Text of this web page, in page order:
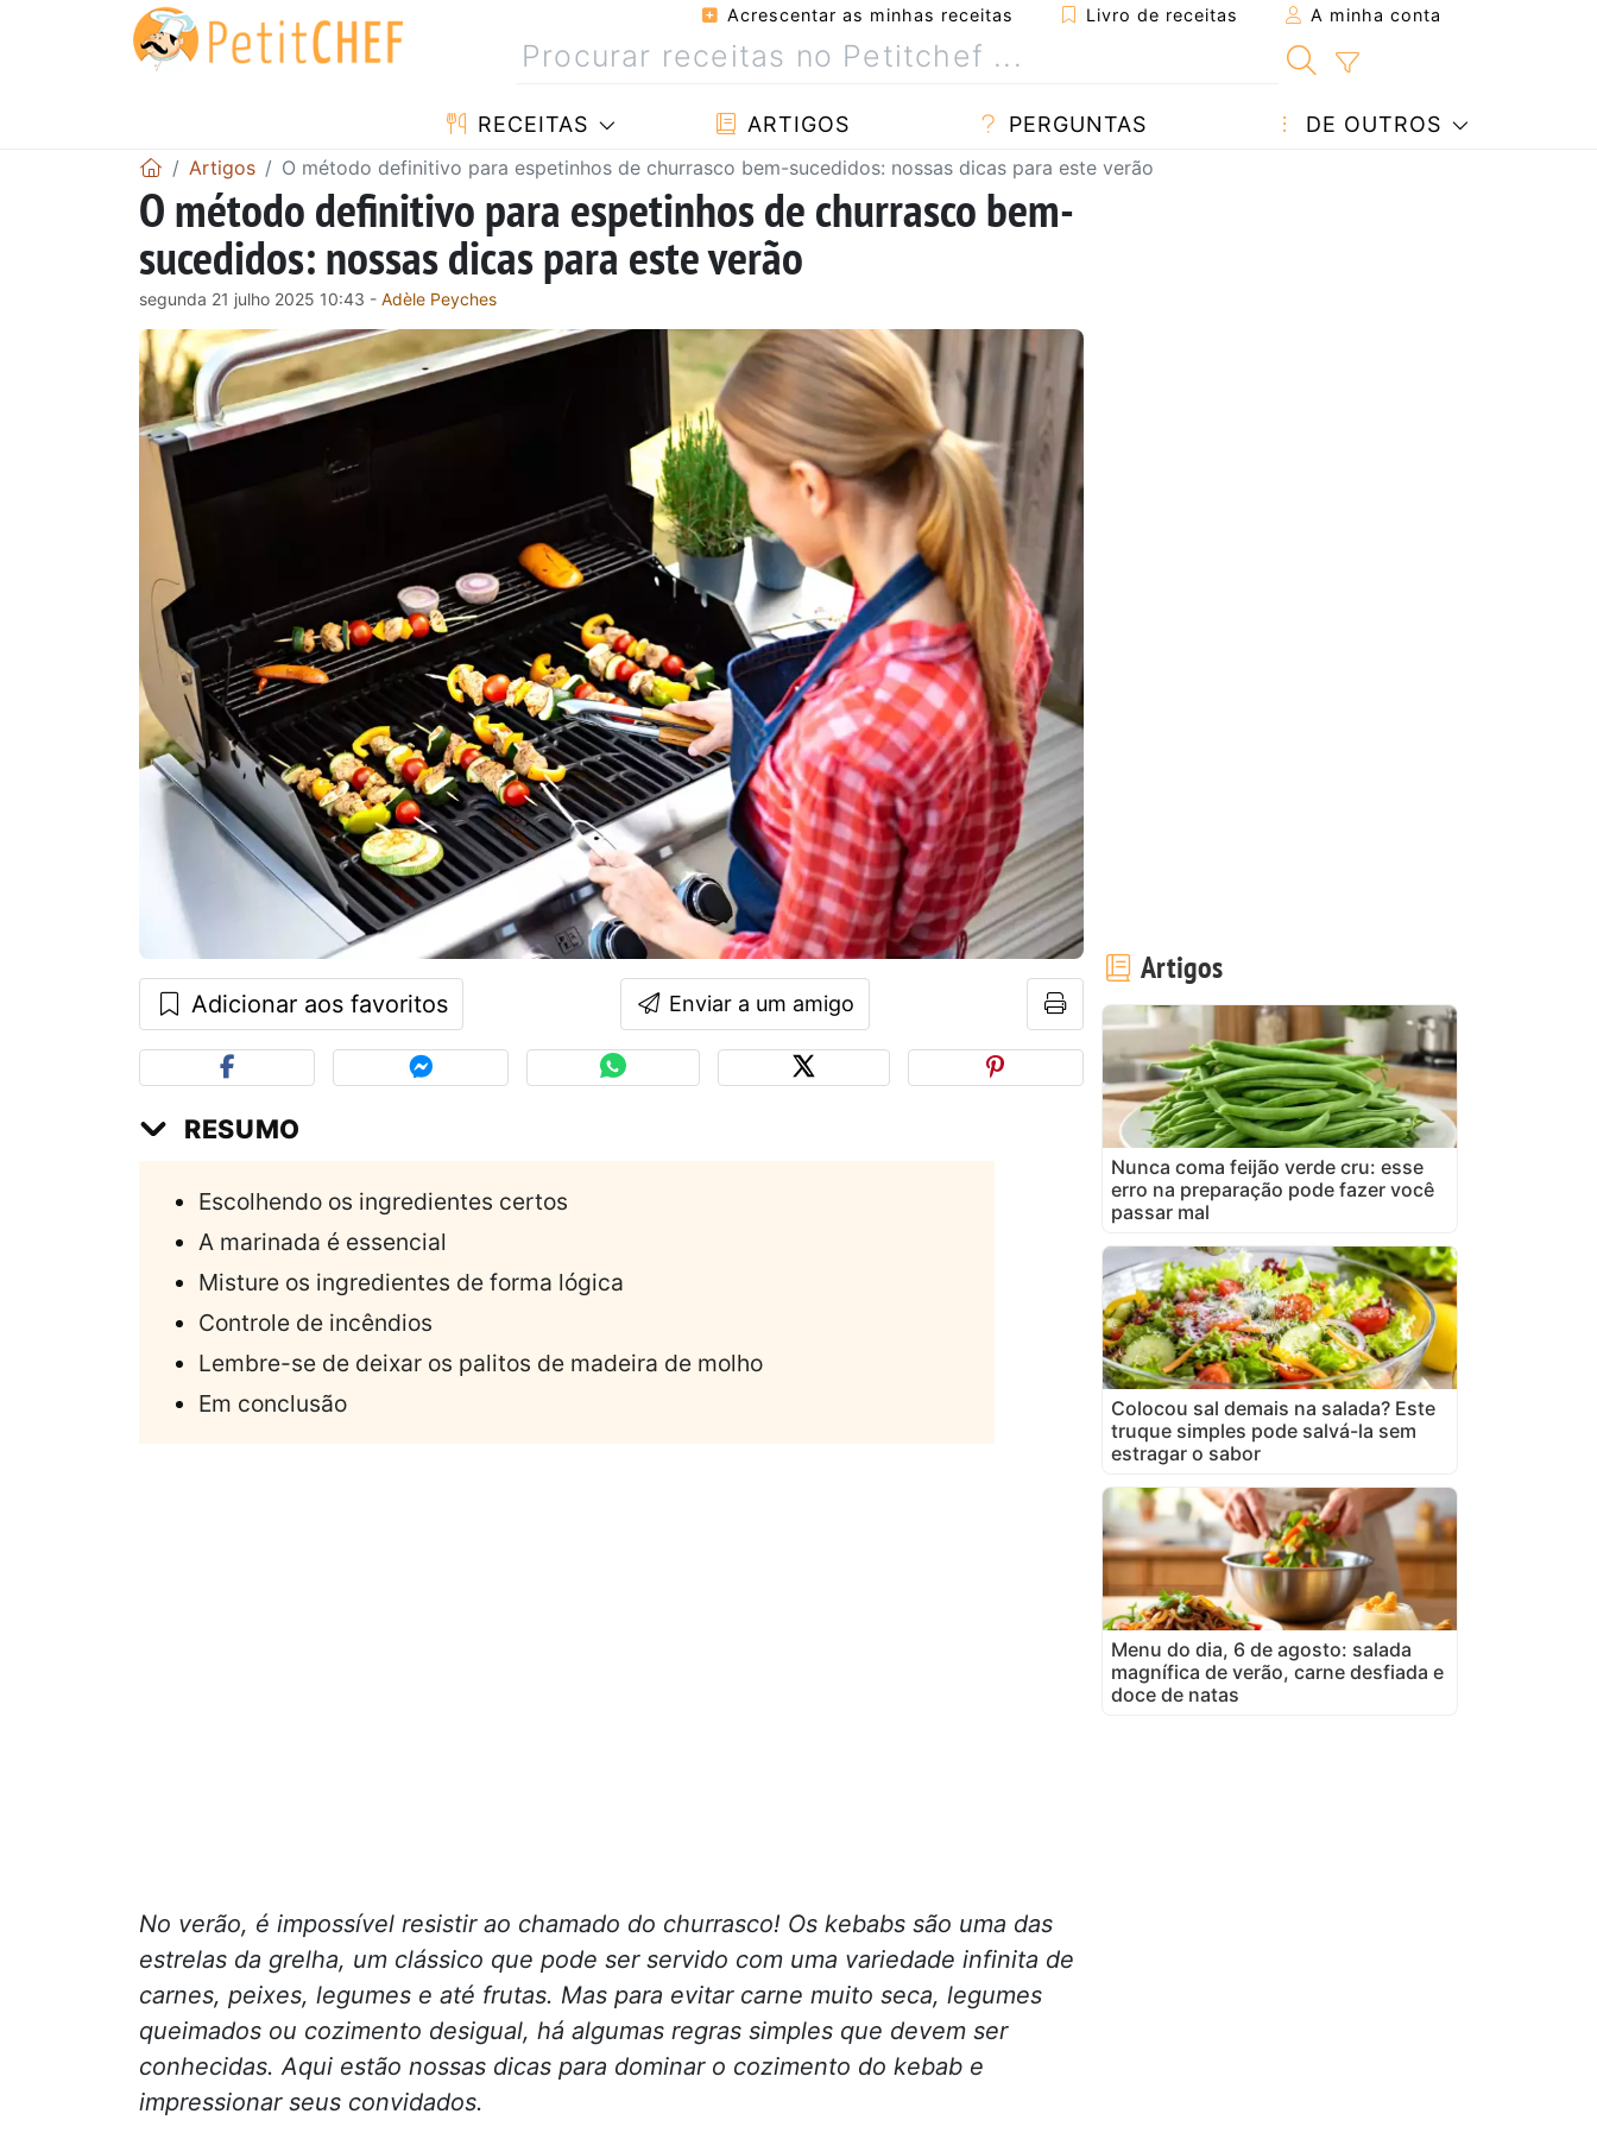
Acrescentar as minhas receitas Livro de receitas A minha conta
RECEITAS ARTIGOS PERGUNTAS DE OUTROS
Artigos O método definitivo para espetinhos de churrasco bem-sucedidos: nossas dicas para este verão
O método definitivo para espetinhos de churrasco bem-
sucedidos: nossas dicas para este verão
segunda 21 julho 2025 10:43 - Adèle Peyches
Adicionar aos favoritos Enviar a um amigo
RESUMO
Escolhendo os ingredientes certos
A marinada é essencial
Misture os ingredientes de forma lógica
Controle de incêndios
Lembre-se de deixar os palitos de madeira de molho
Em conclusão
No verão, é impossível resistir ao chamado do churrasco! Os kebabs são uma das
estrelas da grelha, um clássico que pode ser servido com uma variedade infinita de
carnes, peixes, legumes e até frutas. Mas para evitar carne muito seca, legumes
queimados ou cozimento desigual, há algumas regras simples que devem ser
conhecidas. Aqui estão nossas dicas para dominar o cozimento do kebab e
impressionar seus convidados.
Artigos
Nunca coma feijão verde cru: esse
erro na preparação pode fazer você
passar mal
Colocou sal demais na salada? Este
truque simples pode salvá-la sem
estragar o sabor
Menu do dia, 6 de agosto: salada
magnífica de verão, carne desfiada e
doce de natas